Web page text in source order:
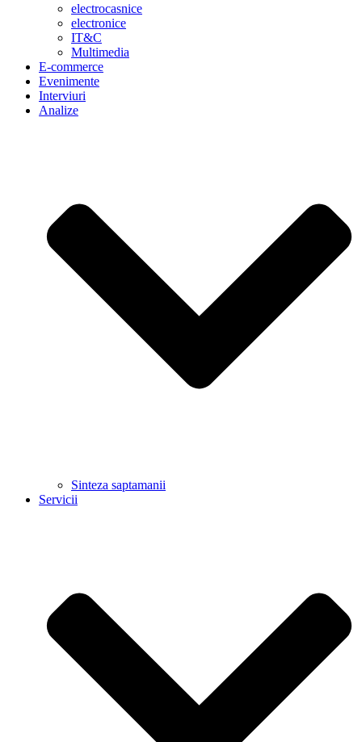
electrocasnice
electronice
IT&C
Multimedia
E-commerce
Evenimente
Interviuri
Analize
Sinteza saptamanii
Servicii